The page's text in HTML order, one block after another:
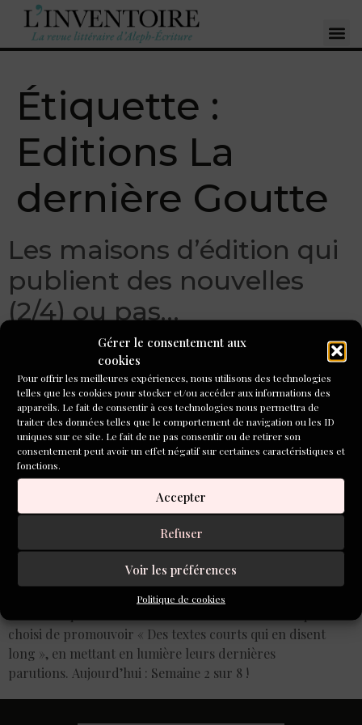
Gérer le consentement aux
cookies
Pour offrir les meilleures expériences, nous utilisons des technologies
telles que les cookies pour stocker et/ou accéder aux informations des
appareils. Le fait de consentir à ces technologies nous permettra de
traiter des données telles que le comportement de navigation ou les ID
uniques sur ce site. Le fait de ne pas consentir ou de retirer son
consentement peut avoir un effet négatif sur certaines caractéristiques et
fonctions.
Accepter
Refuser
Voir les préférences
Politique de cookies
Étiquette :
Editions La
dernière Goutte
Les maisons d’édition qui
publient des nouvelles
(2/4) ou pas…
Avant notre prochain concours de nouvelles, nous avons
choisi de promouvoir « Des textes courts qui en disent
long », en mettant en lumière leurs dernières
parutions. Aujourd’hui : Semaine 2 sur 8 !